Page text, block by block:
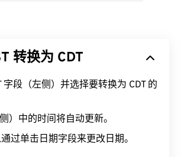
转换为 CDT
字段（左侧）并选择要转换为 CDT 的
）中的时间将自动更新。
过单击日期字段来更改日期。